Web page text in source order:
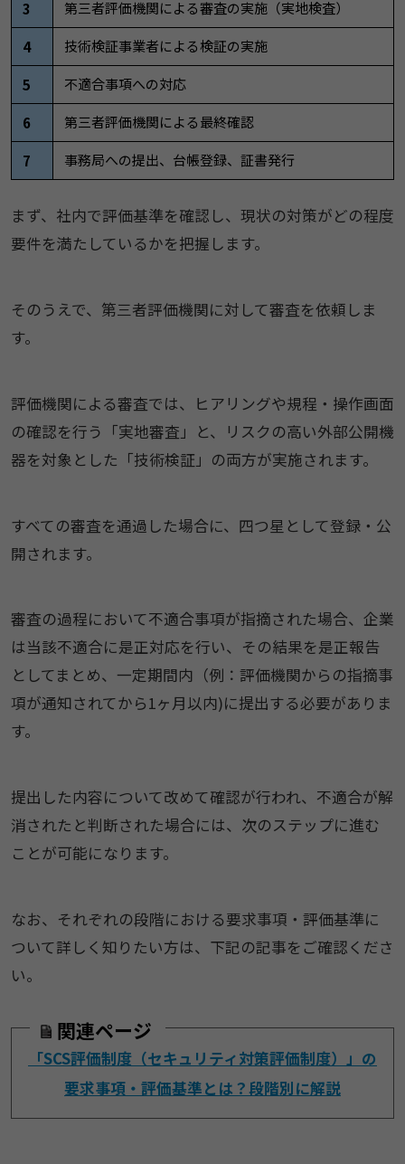
3 第三者評価機関による審査の実施（実地検査）
4 技術検証事業者による検証の実施
5 不適合事項への対応
6 第三者評価機関による最終確認
7 事務局への提出、台帳登録、証書発行
まず、社内で評価基準を確認し、現状の対策がどの程度
要件を満たしているかを把握します。
そのうえで、第三者評価機関に対して審査を依頼しま
す。
評価機関による審査では、ヒアリングや規程・操作画面
の確認を行う「実地審査」と、リスクの高い外部公開機
器を対象とした「技術検証」の両方が実施されます。
すべての審査を通過した場合に、四つ星として登録・公
開されます。
審査の過程において不適合事項が指摘された場合、企業
は当該不適合に是正対応を行い、その結果を是正報告
としてまとめ、一定期間内（例：評価機関からの指摘事
項が通知されてから1ヶ月以内)に提出する必要がありま
す。
提出した内容について改めて確認が行われ、不適合が解
消されたと判断された場合には、次のステップに進む
ことが可能になります。
なお、それぞれの段階における要求事項・評価基準に
ついて詳しく知りたい方は、下記の記事をご確認くださ
い。
関連ページ
「SCS評価制度（セキュリティ対策評価制度）」の
要求事項・評価基準とは？段階別に解説